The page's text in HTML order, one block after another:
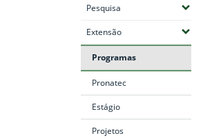
Pesquisa (Expandir submenus)
Extensão(Expandir submenus)
Programas
Pronatec
Estágio
Projetos